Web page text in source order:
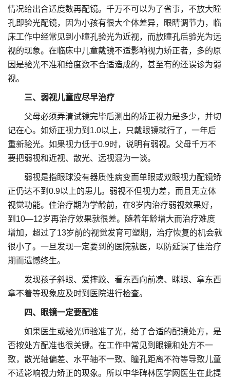
情况给出合适度数再配镜。千万不可以为了省事，不放大瞳
孔即验光配镜，因为小孩有很大个体差异，眼睛调节力，临
床工作中经常见到小瞳孔验光为近视，而放瞳孔后验光为远
视的现象。在临床中儿童戴镜不适影响视力矫正者，多的原
因是验光不准和给度数不合适造成的，甚至有的还误诊为弱
视。
三、弱视儿童应尽早治疗
父母必须弄清试镜完毕后测出的矫正视力是多少，并切
记在心。如矫正视力到1.0以上，只戴眼镜就行了，一年后
重新验光。如果视力低于0.9时，说明有弱视。父母千万不
要把弱视和近视、散光、远视混为一谈。
弱视是指眼球没有器质性病变而单眼或双眼视力配镜矫
正仍达不到0.9以上的患儿。弱视不但视力差，而且无立体
视觉功能。佳治疗期为学龄前，在8岁内治疗弱视效果好，
到10—12岁再治疗效果就很差。随着年龄增大而治疗难度
增加，超过了13岁前的视觉发育可塑期，治疗恢复的机会就
很小了。一旦发现一定要到的医院就医，以防延误了佳治疗
期而遗憾终生。
发现孩子斜眼、爱摔跤、看东西向前凑、眯眼、拿东西
拿不着等现象应及时到医院进行检查。
四、眼镜一定要配准
如果医生或验光师验准了光，给了合适的配镜处方，是
否按处方配准也很关键。在工作中常见到眼镜和处方不一
致，散光轴偏差、水平轴不一致、瞳孔距离不符等导致儿童
不适影响视力矫正的现象。所以中华碑林医学网医生在此提